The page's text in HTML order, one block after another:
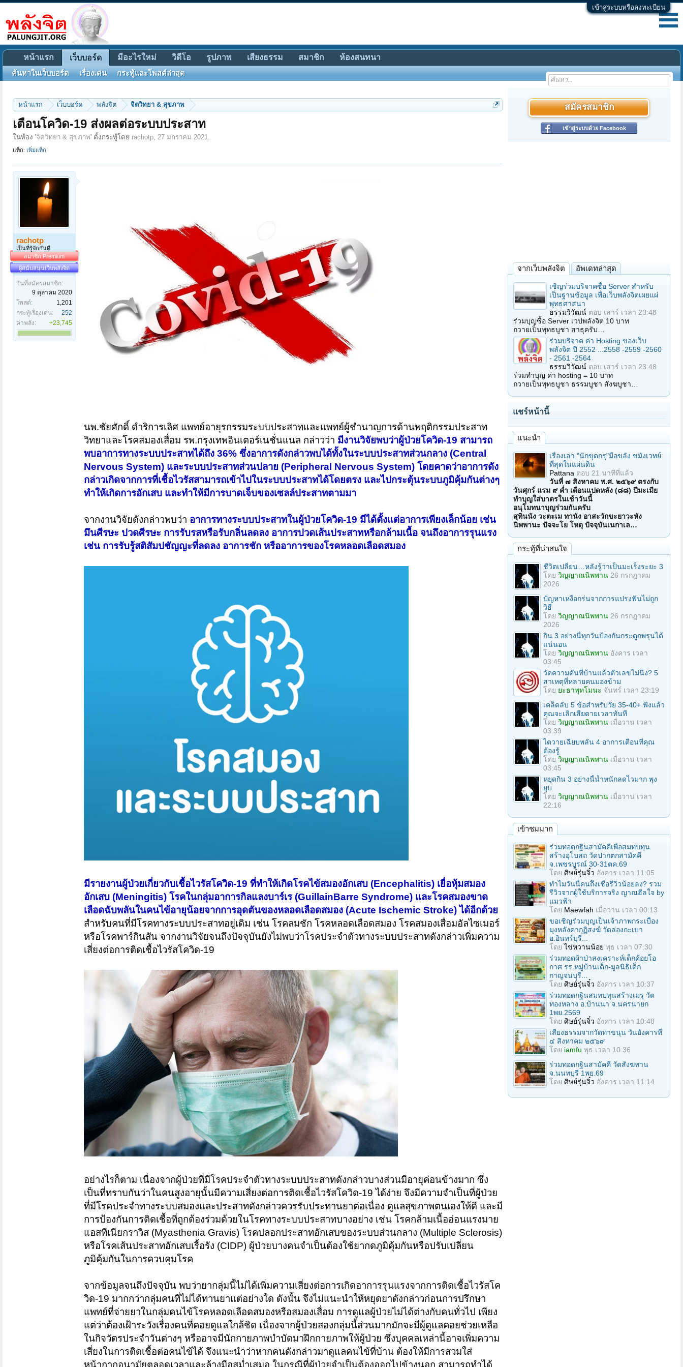
เข้าสู่ระบบหรือลงทะเบียน
หน้าแรก เว็บบอร์ด พลังจิต จิตวิทยา & สุขภาพ
เตือนโควิด-19 ส่งผลต่อระบบประสาท
ในห้อง 'จิตวิทยา & สุขภาพ' ตั้งกระทู้โดย rachotp, 27 มกราคม 2021.
แท็ก: เพิ่มแท็ก
rachotp
เป็นที่รู้จักกันดี
สมาชิก Premium
ผู้สนับสนุนเว็บพลังจิต
วันที่สมัครสมาชิก:
9 ตุลาคม 2020
โพสต์:
1,201
กระทู้เรื่องเด่น:
252
ค่าพลัง:
+23,745
นพ.ชัยศักดิ์ ดำริการเลิศ แพทย์อายุรกรรมระบบประสาทและแพทย์ผู้ชำนาญการด้านพฤติกรรมประสาท
วิทยาและโรคสมองเสื่อม รพ.กรุงเทพอินเตอร์เนชั่นแนล กล่าวว่า มีงานวิจัยพบว่าผู้ป่วยโควิด-19 สามารถ
พบอาการทางระบบประสาทได้ถึง 36% ซึ่งอาการดังกล่าวพบได้ทั้งในระบบประสาทส่วนกลาง (Central
Nervous System) และระบบประสาทส่วนปลาย (Peripheral Nervous System) โดยคาดว่าอาการดัง
กล่าวเกิดจากการที่เชื้อไวรัสสามารถเข้าไปในระบบประสาทได้โดยตรง และไปกระตุ้นระบบภูมิคุ้มกันต่างๆ
ทำให้เกิดการอักเสบ และทำให้มีการบาดเจ็บของเซลล์ประสาทตามมา
จากงานวิจัยดังกล่าวพบว่า อาการทางระบบประสาทในผู้ป่วยโควิด-19 มีได้ตั้งแต่อาการเพียงเล็กน้อย เช่น
มึนศีรษะ ปวดศีรษะ การรับรสหรือรับกลิ่นลดลง อาการปวดเส้นประสาทหรือกล้ามเนื้อ จนถึงอาการรุนแรง
เช่น การรับรู้สติสัมปชัญญะที่ลดลง อาการชัก หรืออาการของโรคหลอดเลือดสมอง
มีรายงานผู้ป่วยเกี่ยวกับเชื้อไวรัสโควิด-19 ที่ทำให้เกิดโรคไข้สมองอักเสบ (Encephalitis) เยื่อหุ้มสมอง
อักเสบ (Meningitis) โรคในกลุ่มอาการกิลแลงบาร์เร (GuillainBarre Syndrome) และโรคสมองขาด
เลือดฉับพลันในคนไข้อายุน้อยจากการอุดตันของหลอดเลือดสมอง (Acute Ischemic Stroke) ได้อีกด้วย
สำหรับคนที่มีโรคทางระบบประสาทอยู่เดิม เช่น โรคลมชัก โรคหลอดเลือดสมอง โรคสมองเสื่อมอัลไซเมอร์
หรือโรคพาร์กินสัน จากงานวิจัยจนถึงปัจจุบันยังไม่พบว่าโรคประจำตัวทางระบบประสาทดังกล่าวเพิ่มความ
เสี่ยงต่อการติดเชื้อไวรัสโควิด-19
อย่างไรก็ตาม เนื่องจากผู้ป่วยที่มีโรคประจำตัวทางระบบประสาทดังกล่าวบางส่วนมีอายุค่อนข้างมาก ซึ่ง
เป็นที่ทราบกันว่าในคนสูงอายุนั้นมีความเสี่ยงต่อการติดเชื้อไวรัสโควิด-19 ได้ง่าย จึงมีความจำเป็นที่ผู้ป่วย
ที่มีโรคประจำทางระบบสมองและประสาทดังกล่าวควรรับประทานยาต่อเนื่อง ดูแลสุขภาพตนเองให้ดี และมี
การป้องกันการติดเชื้อที่ถูกต้องร่วมด้วยในโรคทางระบบประสาทบางอย่าง เช่น โรคกล้ามเนื้ออ่อนแรงมาย
แอสทีเนียกราวิส (Myasthenia Gravis) โรคปลอกประสาทอักเสบของระบบส่วนกลาง (Multiple Sclerosis)
หรือโรคเส้นประสาทอักเสบเรื้อรัง (CIDP) ผู้ป่วยบางคนจำเป็นต้องใช้ยากดภูมิคุ้มกันหรือปรับเปลี่ยน
ภูมิคุ้มกันในการควบคุมโรค
จากข้อมูลจนถึงปัจจุบัน พบว่ายากลุ่มนี้ไม่ได้เพิ่มความเสี่ยงต่อการเกิดอาการรุนแรงจากการติดเชื้อไวรัสโค
วิด-19 มากกว่ากลุ่มคนที่ไม่ได้ทานยาแต่อย่างใด ดังนั้น จึงไม่แนะนำให้หยุดยาดังกล่าวก่อนการปรึกษา
แพทย์ที่จ่ายยาในกลุ่มคนไข้โรคหลอดเลือดสมองหรือสมองเสื่อม การดูแลผู้ป่วยไม่ได้ต่างกับคนทั่วไป เพียง
แต่ว่าต้องเฝ้าระวังเรื่องคนที่คอยดูแลใกล้ชิด เนื่องจากผู้ป่วยสองกลุ่มนี้ส่วนมากมักจะมีผู้ดูแลคอยช่วยเหลือ
ในกิจวัตรประจำวันต่างๆ หรืออาจมีนักกายภาพบำบัดมาฝึกกายภาพให้ผู้ป่วย ซึ่งบุคคลเหล่านี้อาจเพิ่มความ
เสี่ยงในการติดเชื้อต่อคนไข้ได้ จึงแนะนำว่าหากคนดังกล่าวมาดูแลคนไข้ที่บ้าน ต้องให้มีการสวมใส่
สมัครสมาชิก
เข้าสู่ระบบด้วย Facebook
จากเว็บพลังจิต อัพเดทล่าสุด
เชิญร่วมบริจาคซื้อ Server สำหรับ
เป็นฐานข้อมูล เพื่อเว็บพลังจิตเผยแผ่
พุทธศาสนา
ธรรมวิวัฒน์ ตอบ เสาร์ เวลา 23:48
ร่วมบุญซื้อ Server เวปพลังจิต 10 บาท
ถวายเป็นพุทธบูชา สาธุครับ…
ร่วมบริจาค ค่า Hosting ของเว็บ
พลังจิต ปี 2552 ...2558 -2559 -2560
- 2561 -2564
ธรรมวิวัฒน์ ตอบ เสาร์ เวลา 23:48
ร่วมทำบุญ ค่า hosting = 10 บาท
ถวายเป็นพุทธบูชา ธรรมบูชา สังฆบูชา…
แชร์หน้านี้
แนะนำ
เรื่องเล่า "นักขุดกรุ"มือขลัง ขมังเวทย์
ที่สุดในแผ่นดิน
Pattana ตอบ 21 นาทีที่แล้ว
วันที่ ๗ สิงหาคม พ.ศ. ๒๕๖๙ ตรงกับ
วันศุกร์ แรม ๙ ค่ำ เดือนแปดหลัง (๘๘) ปีมะเมีย
ทำบุญใส่บาตรในเช้าวันนี้
อนุโมทนาบุญร่วมกันครับ
สุทินนัง วะตะเม ทานัง อาสะวักขะยาวะหัง
นิพพานะ ปัจจะโย โหตุ ปัจจุบันเนกาเล…
กระทู้ที่น่าสนใจ
ชีวิตเปลี่ยน…หลังรู้ว่าเป็นมะเร็งระยะ 3
โดย วิญญาณนิพพาน 26 กรกฎาคม
2026
ปัญหาเหงือกร่นจากการแปรงฟันไม่ถูก
วิธี
โดย วิญญาณนิพพาน 26 กรกฎาคม
2026
กิน 3 อย่างนี้ทุกวันป้องกันกระดูกพรุนได้
แน่นอน
โดย วิญญาณนิพพาน อังคาร เวลา
03:45
วัดความดันที่บ้านแล้วตัวเลขไม่นิ่ง? 5
สาเหตุที่หลายคนมองข้าม
โดย ยะธาพุทโมนะ จันทร์ เวลา 23:19
เคล็ดลับ 5 ข้อสำหรับวัย 35-40+ ฟังแล้ว
คุณจะเลิกเสียดายเวลาทันที
โดย วิญญาณนิพพาน เมื่อวาน เวลา
03:39
ไตวายเฉียบพลัน 4 อาการเตือนที่คุณ
ต้องรู้
โดย วิญญาณนิพพาน เมื่อวาน เวลา
03:45
หยุดกิน 3 อย่างนี้น้ำหนักลดไวมาก พุง
ยุบ
โดย วิญญาณนิพพาน เมื่อวาน เวลา
22:16
เข้าชมมาก
ร่วมทอดกฐินสามัคคีเพื่อสมทบทุน
สร้างอุโบสถ วัดปากตกสามัคคี
จ.เพชรบูรณ์ 30-31ตค.69
โดย ศิษย์รุ่นจิ๋ว อังคาร เวลา 11:05
ทำไมวันนี้คนถึงเชื่อรีวิวน้อยลง? รวม
รีวิวจากผู้ใช้บริการจริง ญาณฮีลใจ by
แมวฟ้า
โดย Maewfah เมื่อวาน เวลา 00:13
ขอเชิญร่วมบุญเป็นเจ้าภาพกระเบื้อง
มุงหลังคากุฏิสงฆ์ วัดล่องกะเบา
อ.อินทร์บุรี...
โดยไข่หวานน้อย พุธ เวลา 07:30
ร่วมทอดผ้าป่าสงเคราะห์เด็กด้อยโอ
กาศ รร.หมู่บ้านเด็ก-มูลนิธิเด็ก
กาญจนบุรี...
โดย ศิษย์รุ่นจิ๋ว อังคาร เวลา 10:37
ร่วมทอดกฐินสมทบทุนสร้างเมรุ วัด
ทองหลาง อ.บ้านนา จ.นครนายก
1พย.2569
โดย ศิษย์รุ่นจิ๋ว อังคาร เวลา 10:48
เสียงธรรมจากวัดท่าขนุน วันอังคารที่
๔ สิงหาคม ๒๕๖๙
โดย iamfu พุธ เวลา 10:36
ร่วมทอดกฐินสามัคคี วัดสังฆทาน
จ.นนทบุรี 1พย.69
โดย ศิษย์รุ่นจิ๋ว อังคาร เวลา 11:14
หน้าแรก เว็บบอร์ด
ค้นหาในเว็บบอร์ด เรื่องเด่น กระทู้และโพสต์ล่าสุด
มีอะไรใหม่ วิดีโอ รูปภาพ เสียงธรรม สมาชิก ห้องสนทนา